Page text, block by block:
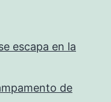
escapa en la
de